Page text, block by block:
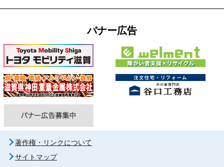
バナー広告
著作権・リンクについて
サイトマップ